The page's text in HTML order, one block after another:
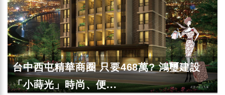
台中西屯精華商圈 只要468萬? 鴻璽建設
「小蒔光」時尚、便...